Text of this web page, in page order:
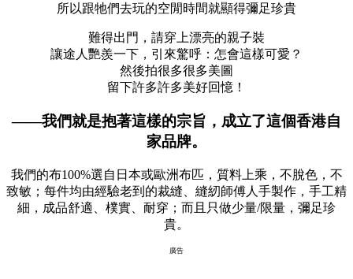
所以跟牠們去玩的空閒時間就顯得彌足珍貴
難得出門，請穿上漂亮的親子裝
讓途人艷羨一下，引來驚呼：怎會這樣可愛？
然後拍很多很多美圖
留下許多許多美好回憶！
——我們就是抱著這樣的宗旨，成立了這個香港自
家品牌。
我們的布100%選自日本或歐洲布匹，質料上乘，不脫色，不
致敏；每件均由經驗老到的裁縫、縫紉師傅人手製作，手工精
細，成品舒適、樸實、耐穿；而且只做少量/限量，彌足珍
貴。
廣告